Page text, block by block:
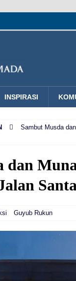
INSPIRASI
Sambut Musda
dan
Guyub Rukun